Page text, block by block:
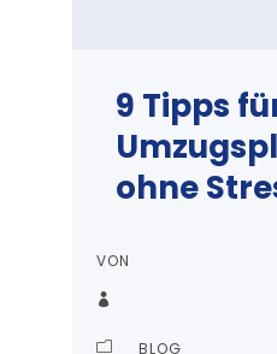
9 Tipps
ohne
VON
BLOG